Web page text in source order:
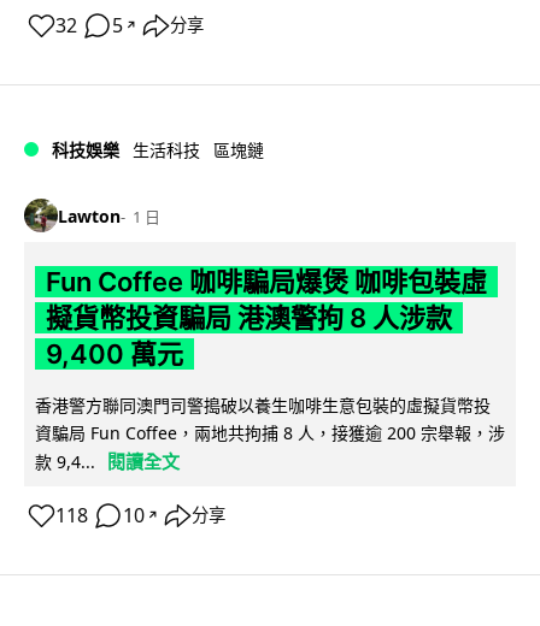
32 5 ↗ 分享
科技娛樂 生活科技 區塊鏈
Lawton 1 日
Fun Coffee 咖啡騙局爆煲 咖啡包裝虛
擬貨幣投資騙局 港澳警拘 8 人涉款
9,400 萬元
香港警方聯同澳門司警搗破以養生咖啡生意包裝的虛擬貨幣投
資騙局 Fun Coffee，兩地共拘捕 8 人，接獲逾 200 宗舉報，涉
款 9,4...
閱讀全文
118 10 ↗ 分享